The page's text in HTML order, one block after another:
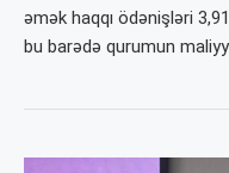
əmək haqqı ödənişləri
bu barədə qurumun